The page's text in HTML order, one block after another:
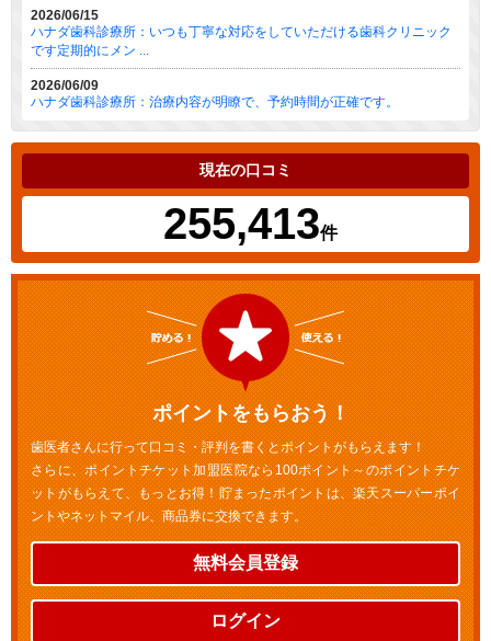
2026/06/15
ハナダ歯科診療所：いつも丁寧な対応をしていただける歯科クリニック
です定期的にメン ...
2026/06/09
ハナダ歯科診療所：治療内容が明瞭で、予約時間が正確です。
現在の口コミ
255,413件
ポイントをもらおう！
歯医者さんに行って口コミ・評判を書くとポイントがもらえます！
さらに、ポイントチケット加盟医院なら100ポイント～のポイントチケ
ットがもらえて、もっとお得！貯まったポイントは、楽天スーパーポイ
ントやネットマイル、商品券に交換できます。
無料会員登録
ログイン